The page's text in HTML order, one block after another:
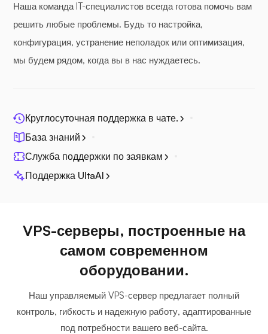
Плекс
Wireguard
Наша команда IT-специалистов всегда готова помочь вам
решить любые проблемы. Будь то настройка,
конфигурация, устранение неполадок или оптимизация,
мы будем рядом, когда вы в нас нуждаетесь.
Круглосуточная поддержка в чате.
База знаний
Служба поддержки по заявкам
Поддержка UltaAI
VPS-серверы, построенные на
самом современном
оборудовании.
Наш управляемый VPS-сервер предлагает полный
контроль, гибкость и надежную работу, адаптированные
под потребности вашего веб-сайта.